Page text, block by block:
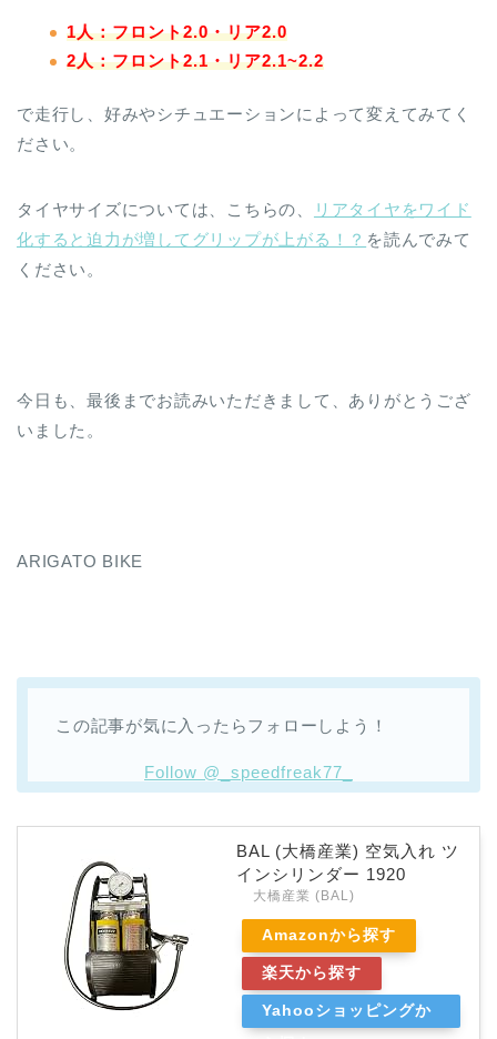
1人：フロント2.0・リア2.0
2人：フロント2.1・リア2.1~2.2
で走行し、好みやシチュエーションによって変えてみてく
ださい。
タイヤサイズについては、こちらの、
リアタイヤをワイド
化すると迫力が増してグリップが上がる！？ を読んでみて
ください。
今日も、最後までお読みいただきまして、ありがとうござ
いました。
ARIGATO BIKE
この記事が気に入ったらフォローしよう！
Follow @_speedfreak77_
BAL (大橋産業) 空気入れ ツ
インシリンダー 1920
大橋産業 (BAL)
Amazonから探す
楽天から探す
Yahooショッピングか